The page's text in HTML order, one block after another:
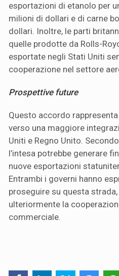
esportazioni di etanolo per
milioni di dollari e di carne
dollari. Inoltre, le parti
quelle prodotte da Rolls-
esportate negli Stati Uniti
cooperazione nel settore
Prospettive future
Questo accordo
verso una maggiore
Uniti e Regno Unito.
l’intesa potrebbe generare
nuove esportazioni
Entrambi i governi hanno
proseguire su questa
ulteriormente la
commerciale.